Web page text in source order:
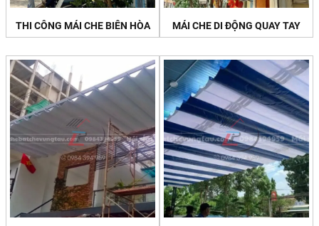
THI CÔNG MÁI CHE BIÊN HÒA MÁI CHE DI ĐỘNG QUAY TAY